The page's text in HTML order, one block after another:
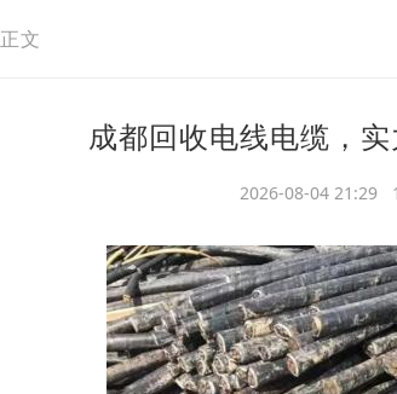
正文
成都回收电线电缆，
2026-08-04 21:29